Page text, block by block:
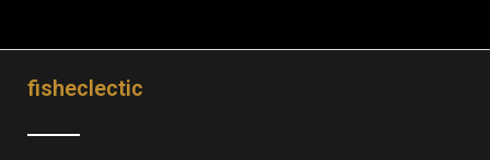
fisheclectic